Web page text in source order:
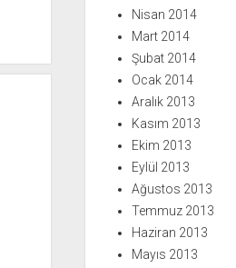
Nisan 2014
Mart 2014
Şubat 2014
Ocak 2014
Aralık 2013
Kasım 2013
Ekim 2013
Eylül 2013
Ağustos 2013
Temmuz 2013
Haziran 2013
Mayıs 2013